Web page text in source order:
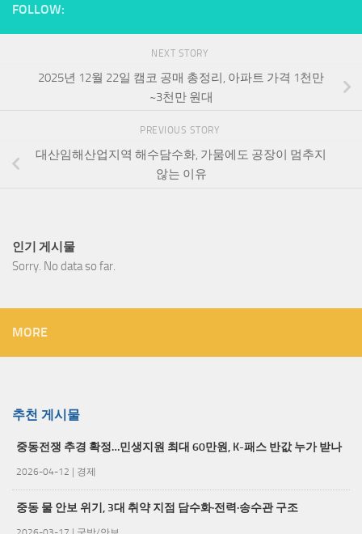
FOLLOW:
NEXT STORY
2025년 12월 22일 캠코 공매 총정리, 아파트 가격 1천만
~3천만 원대
PREVIOUS STORY
대산임해산업지역 해수담수화, 가뭄에도 공장이 멈추지
않는 이유
인기 게시물
Sorry. No data so far.
MORE
추천 게시물
중동전쟁 추경 확정…민생지원 최대 60만원, K-패스 반값 누가 받나
2026-04-12 경제
중동 물 안보 위기, 3대 취약 지점 담수화·전력·송수관 구조